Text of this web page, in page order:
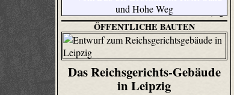
Helmholtz anschließt.
ÖFFENTLICHE BAUTEN
Das Reichsgerichts-Gebäude
in Leipzig